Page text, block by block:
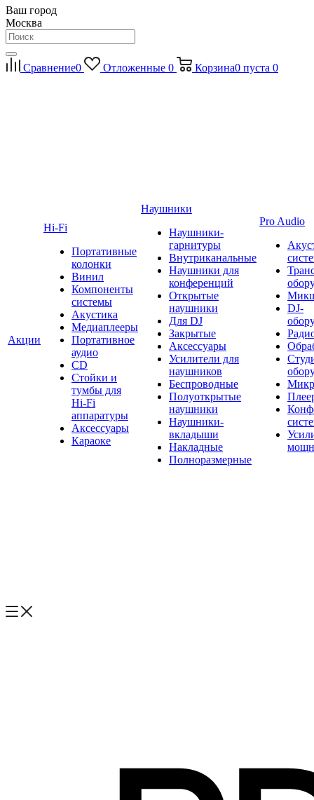
Ваш город
Москва
Сравнение0 Отложенные 0 Корзина0 пуста 0
Акции
Hi-Fi
Портативные
колонки
Винил
Компоненты
системы
Акустика
Медиаплееры
Портативное
аудио
CD
Стойки и
тумбы для
Hi-Fi
аппаратуры
Аксессуары
Караоке
Наушники
Наушники-
гарнитуры
Внутриканальные
Наушники для
конференций
Открытые
наушники
Для DJ
Закрытые
Аксессуары
Усилители для
наушников
Беспроводные
Полуоткрытые
наушники
Наушники-
вкладыши
Накладные
Полноразмерные
Pro Audio
DJ-